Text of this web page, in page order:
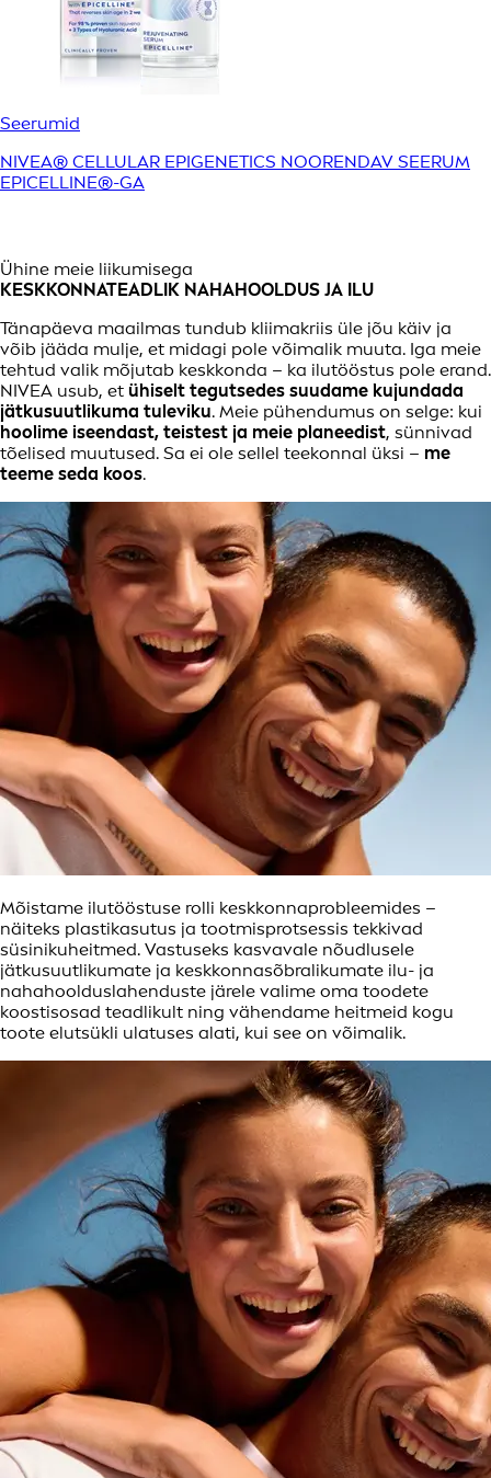
Seerumid
NIVEA® CELLULAR EPIGENETICS NOORENDAV SEERUM
EPICELLINE®-GA
Ühine meie liikumisega
KESKKONNATEADLIK NAHAHOOLDUS JA ILU
Tänapäeva maailmas tundub kliimakriis üle jõu käiv ja
võib jääda mulje, et midagi pole võimalik muuta. Iga meie
tehtud valik mõjutab keskkonda – ka ilutööstus pole erand.
NIVEA usub, et ühiselt tegutsedes suudame kujundada
jätkusuutlikuma tuleviku. Meie pühendumus on selge: kui
hoolime iseendast, teistest ja meie planeedist, sünnivad
tõelised muutused. Sa ei ole sellel teekonnal üksi – me
teeme seda koos.
Mõistame ilutööstuse rolli keskkonnaprobleemides –
näiteks plastikasutus ja tootmisprotsessis tekkivad
süsinikuheitmed. Vastuseks kasvavale nõudlusele
jätkusuutlikumate ja keskkonnasõbralikumate ilu- ja
nahahoolduslahenduste järele valime oma toodete
koostisosad teadlikult ning vähendame heitmeid kogu
toote elutsükli ulatuses alati, kui see on võimalik.